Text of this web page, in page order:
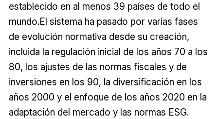
establecido en al menos 39 países de todo el
mundo.El sistema ha pasado por varias fases
de evolución normativa desde su creación,
incluida la regulación inicial de los años 70 a los
80, los ajustes de las normas fiscales y de
inversiones en los 90, la diversificación en los
años 2000 y el enfoque de los años 2020 en la
adaptación del mercado y las normas ESG.